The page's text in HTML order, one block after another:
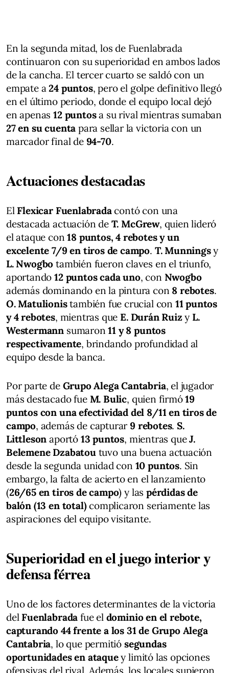
En la segunda mitad, los de Fuenlabrada
continuaron con su superioridad en ambos lados
de la cancha. El tercer cuarto se saldó con un
empate a24 puntos, pero el golpe definitivo llegó
en el último periodo, donde el equipo local dejó
en apenas12 puntosa su rival mientras sumaban
27 en su cuenta para sellar la victoria con un
marcador final de 94-70.
Actuaciones destacadas
El Flexicar Fuenlabradacontó con una
destacada actuación de T. McGrew, quien lideró
el ataque con18 puntos, 4 rebotes y un
excelente 7/9 en tiros de campo. T. Munningsy
L. Nwogbo también fueron claves en el triunfo,
aportando12 puntos cada uno, con Nwogbo
además dominando en la pintura con 8 rebotes.
O. Matulionistambién fue crucial con 11 puntos
y 4 rebotes, mientras que E. Durán Ruiz y L.
Westermann sumaron11 y 8 puntos
respectivamente, brindando profundidad al
equipo desde la banca.
Por parte de Grupo Alega Cantabria, el jugador
más destacado fue M. Bulic, quien firmó19
puntos con una efectividad del 8/11 en tiros de
campo, además de capturar9 rebotes. S.
Littleson aportó 13 puntos, mientras queJ.
Belemene Dzabatoutuvo una buena actuación
desde la segunda unidad con 10 puntos. Sin
embargo, la falta de acierto en el lanzamiento
(26/65 en tiros de campo) y las pérdidas de
balón (13 en total)complicaron seriamente las
aspiraciones del equipo visitante.
Superioridad en el juego interior y
defensa férrea
Uno de los factores determinantes de la victoria
del Fuenlabrada fue el dominio en el rebote,
capturando 44 frente a los 31 de Grupo Alega
Cantabria, lo que permitió segundas
oportunidades en ataquey limitó las opciones
ofensivas del rival. Además, los locales supieron